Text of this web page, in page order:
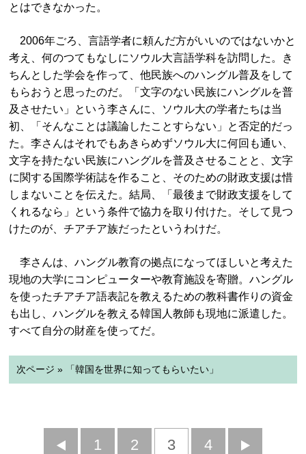
とはできなかった。
2006年ごろ、言語学者に頼んだ方がいいのではないかと
考え、何のつてもなしにソウル大言語学科を訪問した。き
ちんとした学会を作って、他民族へのハングル普及をして
もらおうと思ったのだ。「文字のない民族にハングルを普
及させたい」という李さんに、ソウル大の学者たちは当
初、「そんなことは議論したことすらない」と否定的だっ
た。李さんはそれでもあきらめずソウル大に何回も通い、
文字を持たない民族にハングルを普及させることと、文字
に関する国際学術誌を作ること、そのための財政支援は惜
しまないことを伝えた。結局、「最後まで財政支援をして
くれるなら」という条件で協力を取り付けた。そして見つ
けたのが、チアチア族だったというわけだ。
李さんは、ハングル教育の拠点になってほしいと考えた
現地の大学にコンピューターや教育施設を寄贈。ハングル
を使ったチアチア語表記を教えるための教科書作りの資金
も出し、ハングルを教える韓国人教師も現地に派遣した。
すべて自分の財産を使ってだ。
次ページ » 「韓国を世界に知ってもらいたい」
前
1 2 3 4